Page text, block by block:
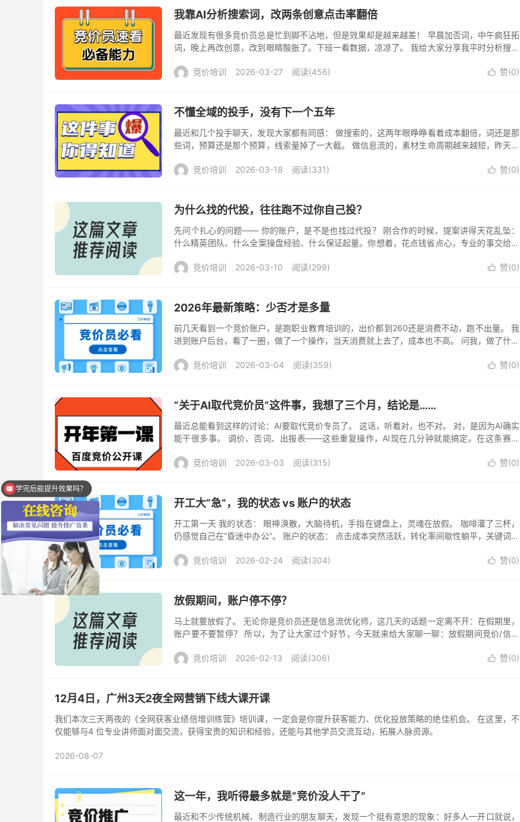
我靠AI分析搜索词，改两条创意点击率翻倍
最近发现有很多竞价员总是忙到脚不沾地，但是效果却是越来越差！ 早晨加否词，中午疯狂拓
词，晚上再改创意，改到眼睛酸胀了。下班一看数据，凉凉了。 我给大家分享我平时分析搜索
 赞(0)
竞价培训 2026-03-27 阅读(456)
不懂全域的投手，没有下一个五年
最近和几个投手聊天，发现大家都有同感： 做搜索的，这两年眼睁睁看着成本翻倍，词还是那
些词，预算还是那个预算，线索量掉了一大截。 做信息流的，素材生命周期越来越短，昨天还
 赞(0)
竞价培训 2026-03-18 阅读(331)
为什么找的代投，往往跑不过你自己投？
先问个扎心的问题—— 你的账户，是不是也找过代投？ 刚合作的时候，提案讲得天花乱坠：
什么精英团队、什么全案操盘经验、什么保证起量。你想着，花点钱省点心，专业的事交给专
 赞(0)
竞价培训 2026-03-10 阅读(299)
2026年最新策略：少否才是多量
前几天看到一个竞价账户，是跑职业教育培训的，出价都到260还是消费不动，跑不出量。 我
进到账户后台，看了一圈，做了一个操作，当天消费就上去了，成本也不高。 问我，做了什么
 赞(0)
竞价培训 2026-03-04 阅读(359)
“关于AI取代竞价员”这件事，我想了三个月，结论是……
最近总能看到这样的讨论：AI要取代竞价专员了。 这话，听着对，也不对。 对，是因为AI确实
能干很多事。 调价、否词、出报表——这些重复操作，AI现在几分钟就能搞定。在这条赛道
 赞(0)
竞价培训 2026-03-03 阅读(315)
开工大“急”，我的状态 vs 账户的状态
开工第一天 我的状态： 眼神涣散，大脑待机，手指在键盘上，灵魂在放假。 咖啡灌了三杯，
仍感觉自己在“昏迷中办公”。 账户的状态： 点击成本突然活跃，转化率间歇性躺平，关键词像
 赞(0)
竞价培训 2026-02-24 阅读(304)
放假期间，账户停不停？
马上就要放假了。 无论你是竞价员还是信息流优化师，这几天的话题一定离不开：在假期里，
账户要不要暂停？ 所以，为了让大家过个好节，今天就来给大家聊一聊：放假期间竞价/信息
 赞(0)
竞价培训 2026-02-13 阅读(306)
12月4日，广州3天2夜全网营销下线大课开课
我们本次三天两夜的《全网获客业绩倍增训练营》培训课，一定会是你提升获客能力、优化投放策略的绝佳机会。 在这里，不
仅能够与4 位专业讲师面对面交流，获得宝贵的知识和经验，还能与其他学员交流互动，拓展人脉资源。
2026-08-07
这一年，我听得最多就是“竞价没人干了”
最近和不少传统机械、制造行业的朋友聊天，发现一个挺有意思的现象：好多人一开口就说，
学完后能提升效果吗？